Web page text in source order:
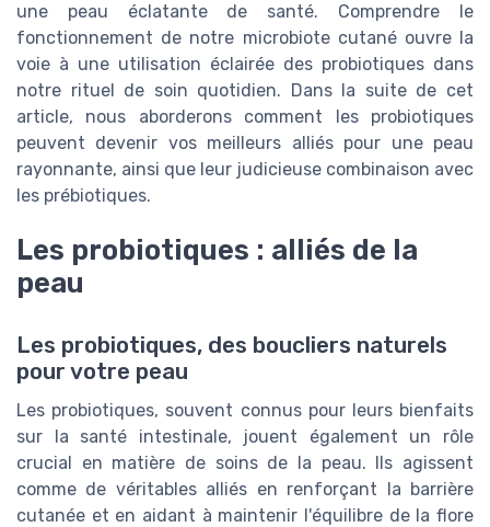
une peau éclatante de santé. Comprendre le
fonctionnement de notre microbiote cutané ouvre la
voie à une utilisation éclairée des probiotiques dans
notre rituel de soin quotidien. Dans la suite de cet
article, nous aborderons comment les probiotiques
peuvent devenir vos meilleurs alliés pour une peau
rayonnante, ainsi que leur judicieuse combinaison avec
les prébiotiques.
Les probiotiques : alliés de la
peau
Les probiotiques, des boucliers naturels
pour votre peau
Les probiotiques, souvent connus pour leurs bienfaits
sur la santé intestinale, jouent également un rôle
crucial en matière de soins de la peau. Ils agissent
comme de véritables alliés en renforçant la barrière
cutanée et en aidant à maintenir l'équilibre de la flore